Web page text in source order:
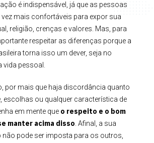
é indispensável, já que as pessoas
vez mais confortáveis para expor sua
religião, crenças e valores. Mas, para
respeitar as diferenças porque a
torna isso um dever, seja no
vida pessoal.
por mais que haja discordância quanto
escolhas ou qualquer característica de
em mente que o respeito e o bom
manter acima disso. Afinal, a sua
não pode ser imposta para os outros,